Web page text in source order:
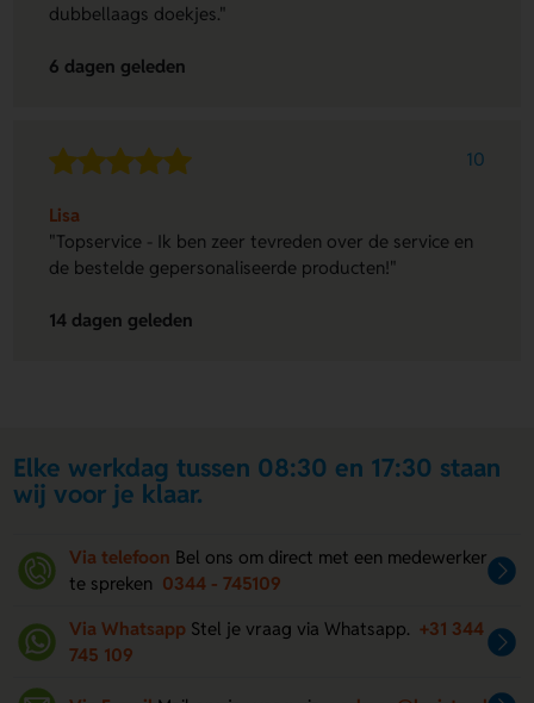
dubbellaags doekjes."
6 dagen geleden
10
Lisa
"Topservice - Ik ben zeer tevreden over de service en
de bestelde gepersonaliseerde producten!"
14 dagen geleden
Elke werkdag tussen 08:30 en 17:30 staan
wij voor je klaar.
Via telefoon Bel ons om direct met een medewerker
te spreken 0344 - 745109
Via Whatsapp Stel je vraag via Whatsapp. +31 344
745 109